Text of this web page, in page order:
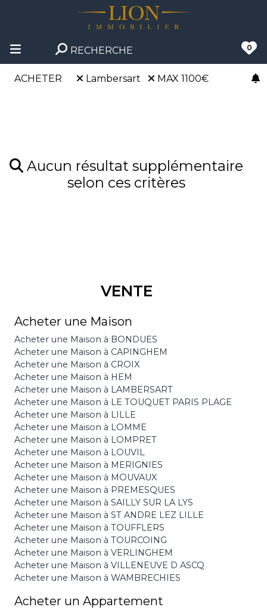
RECHERCHE 0
ACHETER Lambersart MAX 1100€
Aucun résultat supplémentaire
selon ces critères
VENTE
Acheter une Maison
Acheter une Maison à BONDUES
Acheter une Maison à CAPINGHEM
Acheter une Maison à CROIX
Acheter une Maison à HEM
Acheter une Maison à LAMBERSART
Acheter une Maison à LE TOUQUET PARIS PLAGE
Acheter une Maison à LILLE
Acheter une Maison à LOMME
Acheter une Maison à LOMPRET
Acheter une Maison à LOUVIL
Acheter une Maison à MERIGNIES
Acheter une Maison à MOUVAUX
Acheter une Maison à PREMESQUES
Acheter une Maison à SAILLY SUR LA LYS
Acheter une Maison à ST ANDRE LEZ LILLE
Acheter une Maison à TOUFFLERS
Acheter une Maison à TOURCOING
Acheter une Maison à VERLINGHEM
Acheter une Maison à VILLENEUVE D ASCQ
Acheter une Maison à WAMBRECHIES
Acheter un Appartement